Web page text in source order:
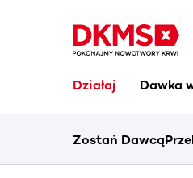
Działaj Dawka
Zostań Dawcą